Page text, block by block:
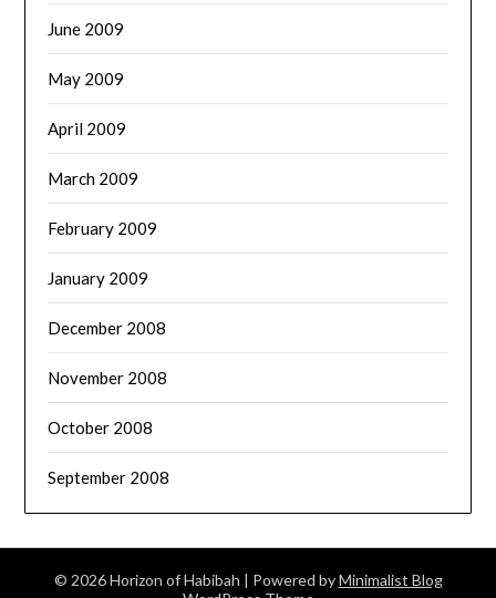
June 2009
May 2009
April 2009
March 2009
February 2009
January 2009
December 2008
November 2008
October 2008
September 2008
© 2026 Horizon of Habibah | Powered byMinimalist Blog